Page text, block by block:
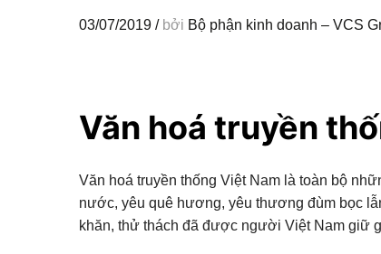
03/07/2019 /bởi Bộ phận kinh doanh – VCS
Văn hoá truyền
Văn hoá truyền thống Việt Nam là toàn bộ
nước, yêu quê hương, yêu thương đùm bọc
khăn, thử thách đã được người Việt Nam giữ